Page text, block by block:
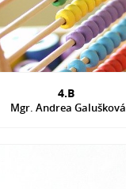
4.B
Mgr. Andrea Galušková